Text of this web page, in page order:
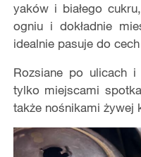
yaków i białego
ogniu i dokładnie
idealnie pasuje do
Rozsiane po ulicach i
tylko miejscami
także nośnikami żywej